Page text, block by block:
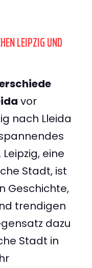
LEIPZIG UND
vor
nach Lleida
eine
Stadt, ist
Geschichte,
trendigen
dazu
Stadt in